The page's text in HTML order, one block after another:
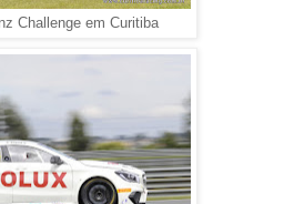
Challenge em Curitiba